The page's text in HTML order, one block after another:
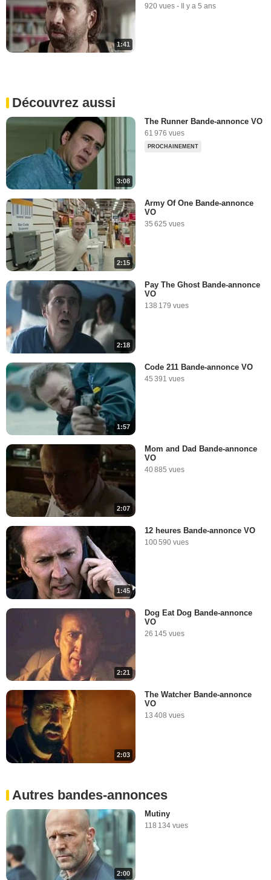
1:41
920 vues - Il y a 5 ans
Découvrez aussi
3:08
The Runner Bande-annonce VO
61 976 vues
PROCHAINEMENT
2:15
Army Of One Bande-annonce
VO
35 625 vues
2:18
Pay The Ghost Bande-annonce
VO
138 179 vues
1:57
Code 211 Bande-annonce VO
45 391 vues
2:07
Mom and Dad Bande-annonce
VO
40 885 vues
1:45
12 heures Bande-annonce VO
100 590 vues
2:21
Dog Eat Dog Bande-annonce
VO
26 145 vues
2:03
The Watcher Bande-annonce
VO
13 408 vues
Autres bandes-annonces
2:00
Mutiny
118 134 vues